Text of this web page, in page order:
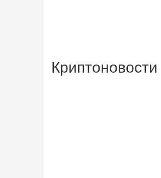
Криптоновости